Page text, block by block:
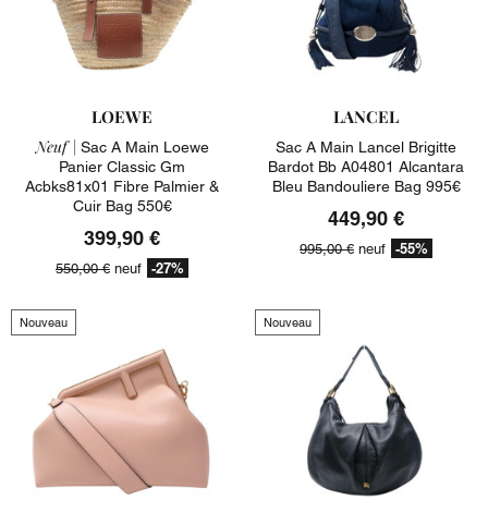
LOEWE
Neuf | Sac A Main Loewe
Panier Classic Gm
Acbks81x01 Fibre Palmier &
Cuir Bag 550€
399,90 €
550,00 € neuf -27%
LANCEL
Sac A Main Lancel Brigitte
Bardot Bb A04801 Alcantara
Bleu Bandouliere Bag 995€
449,90 €
995,00 € neuf -55%
Nouveau Nouveau